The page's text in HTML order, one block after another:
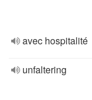
avec hospitalité
unfaltering